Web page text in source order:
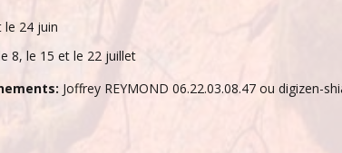
le 24 juin
8, le 15 et le 22 juillet
Joffrey REYMOND 06.22.03.08.47 ou digizen-